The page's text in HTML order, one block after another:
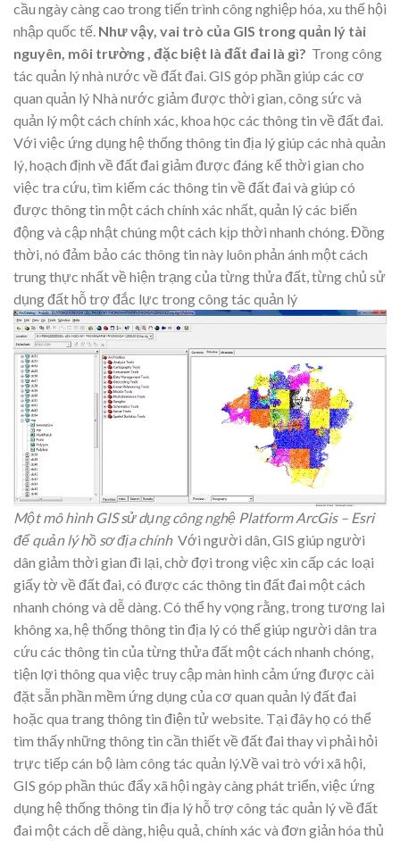
cầu ngày càng cao trong tiến trình công nghiệp hóa, xu thế hội
nhập quốc tế. Như vậy, vai trò của GIS trong quản lý tài
nguyên, môi trường , đặc biệt là đất đai là gì? Trong công
tác quản lý nhà nước về đất đai. GIS góp phần giúp các cơ
quan quản lý Nhà nước giảm được thời gian, công sức và
quản lý một cách chính xác, khoa học các thông tin về đất đai.
Với việc ứng dụng hệ thống thông tin địa lý giúp các nhà quản
lý, hoạch định về đất đai giảm được đáng kể thời gian cho
việc tra cứu, tìm kiếm các thông tin về đất đai và giúp có
được thông tin một cách chính xác nhất, quản lý các biến
động và cập nhật chúng một cách kịp thời nhanh chóng. Đồng
thời, nó đảm bảo các thông tin này luôn phản ánh một cách
trung thực nhất về hiện trạng của từng thửa đất, từng chủ sử
dụng đất hỗ trợ đắc lực trong công tác quản lý
Một mô hình GIS sử dụng công nghệ Platform ArcGis – Esri
để quản lý hồ sơ địa chínhVới người dân, GIS giúp người
dân giảm thời gian đi lại, chờ đợi trong việc xin cấp các loại
giấy tờ về đất đai, có được các thông tin đất đai một cách
nhanh chóng và dễ dàng. Có thể hy vọng rằng, trong tương lai
không xa, hệ thống thông tin địa lý có thể giúp người dân tra
cứu các thông tin của từng thửa đất một cách nhanh chóng,
tiện lợi thông qua việc truy cập màn hình cảm ứng được cài
đặt sẵn phần mềm ứng dụng của cơ quan quản lý đất đai
hoặc qua trang thông tin điện tử website. Tại đây họ có thể
tìm thấy những thông tin cần thiết về đất đai thay vì phải hỏi
trực tiếp cán bộ làm công tác quản lý.Về vai trò với xã hội,
GIS góp phần thúc đẩy xã hội ngày càng phát triển, việc ứng
dụng hệ thống thông tin địa lý hỗ trợ công tác quản lý về đất
đai một cách dễ dàng, hiệu quả, chính xác và đơn giản hóa thủ